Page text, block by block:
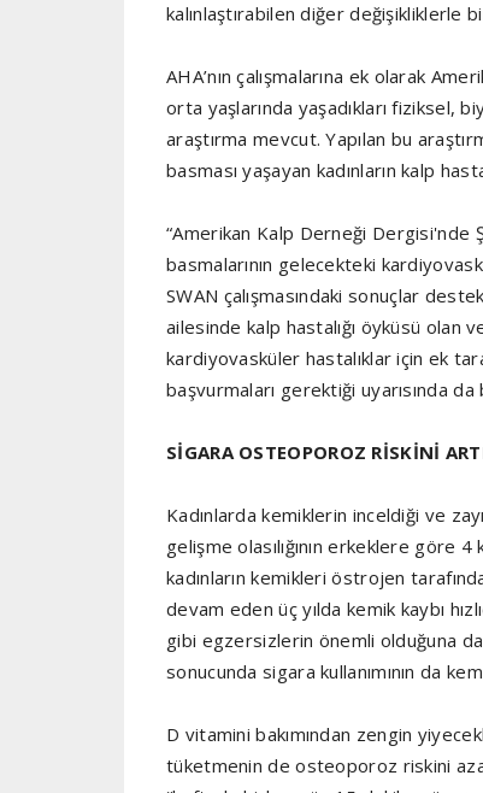
kalınlaştırabilen diğer değişikliklerle
AHA’nın çalışmalarına ek olarak
orta yaşlarında yaşadıkları fiziksel,
araştırma mevcut. Yapılan bu
basması yaşayan kadınların kalp
“Amerikan Kalp Derneği Dergisi'nde
basmalarının gelecekteki
SWAN çalışmasındaki sonuçlar
ailesinde kalp hastalığı öyküsü olan
kardiyovasküler hastalıklar için ek
başvurmaları gerektiği uyarısında da
SİGARA OSTEOPOROZ RİSKİNİ
Kadınlarda kemiklerin inceldiği ve
gelişme olasılığının erkeklere göre
kadınların kemikleri östrojen
devam eden üç yılda kemik kaybı
gibi egzersizlerin önemli olduğuna da
sonucunda sigara kullanımının da
D vitamini bakımından zengin
tüketmenin de osteoporoz riskini